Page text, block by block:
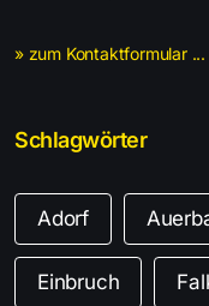
» zum Kontaktformular ...
Schlagwörter
Adorf
Einbruch